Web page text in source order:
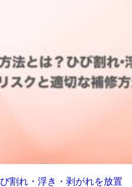
割れ・浮き・剥がれを放置